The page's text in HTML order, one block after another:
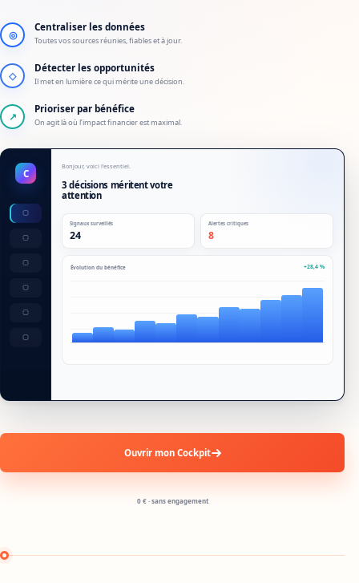
◎
Centraliser les données
Toutes vos sources réunies, fiables et à jour.
◇
Détecter les opportunités
Il met en lumière ce qui mérite une décision.
↗
Prioriser par bénéfice
On agit là où l’impact financier est maximal.
C
Bonjour, voici l’essentiel.
3 décisions méritent votre
attention
Signaux surveillés
24
Alertes critiques
8
Évolution du bénéfice +28,4 %
Ouvrir mon Cockpit
0 € · sans engagement